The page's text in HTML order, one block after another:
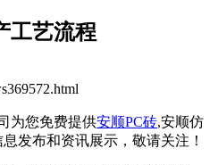
工艺流程
为您免费提供安顺PC砖,安顺仿
发布和资讯展示，敬请关注！